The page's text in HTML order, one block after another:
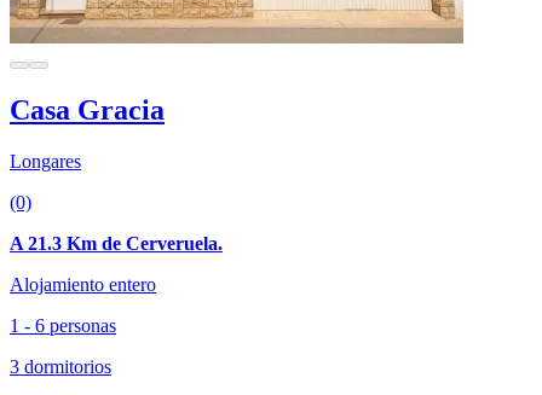
Casa Gracia
Longares
(0)
A 21.3 Km de Cerveruela.
Alojamiento entero
1 - 6 personas
3 dormitorios